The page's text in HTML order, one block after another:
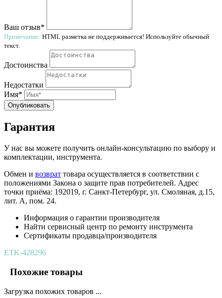
Ваш отзыв*
Примечание: HTML разметка не поддерживается! Используйте обычный
текст.
Достоинства
Недостатки
Имя*
Опубликовать
Гарантия
У нас вы можете получить онлайн-консультацию по выбору и
комплектации, инструмента.
Обмен и возврат товара осуществляется в соответствии с
положениями Закона о защите прав потребителей. Адрес
точки приёма: 192019, г. Санкт-Петербург, ул. Смоляная, д.15,
лит. А, пом. 24.
Информация о гарантии производителя
Найти сервисный центр по ремонту инструмента
Сертификаты продавца/производителя
ETK-428296
Похожие товары
Загрузка похожих товаров ...